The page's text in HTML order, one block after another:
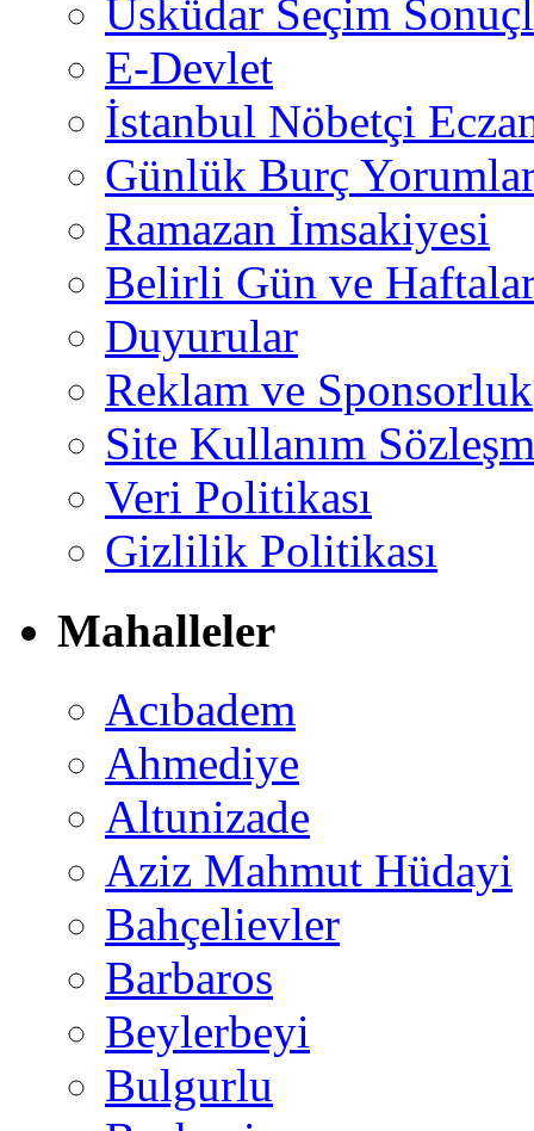
Üsküdar Seçim
E-Devlet
İstanbul Nöbetçi
Günlük Burç
Ramazan İmsakiyesi
Belirli Gün ve
Duyurular
Reklam ve Sponsorluk
Site Kullanım
Veri Politikası
Gizlilik Politikası
Mahalleler
Acıbadem
Ahmediye
Altunizade
Aziz Mahmut Hüdayi
Bahçelievler
Barbaros
Beylerbeyi
Bulgurlu